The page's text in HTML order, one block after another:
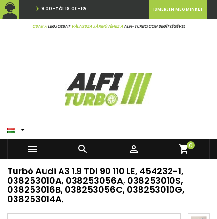
9:00-TÓL 18:00-IG
CSAK ALEGJOBBATVÁLASSZA JÁRMŰVÉHEZ AALFI-TURBO.COM SEGÍTSÉGÉVEL
ISMERJEN MEG MINKET

   shopping_cart0
Turbó Audi A3 1.9 TDI 90 110 LE, 454232-1,
038253010A, 038253056A, 038253010S,
038253016B, 038253056C, 038253010G,
038253014A,